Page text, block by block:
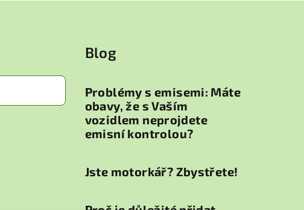
Blog
Problémy s emisemi: Máte
obavy, že s Vaším
vozidlem neprojdete
emisní kontrolou?
Jste motorkář? Zbystřete!